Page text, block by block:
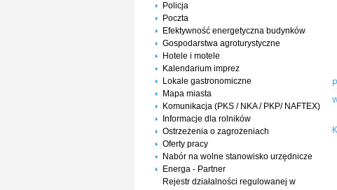
Policja
Poczta
Efektywność energetyczna budynków
Gospodarstwa agroturystyczne
Hotele i motele
Kalendarium imprez
Lokale gastronomiczne
Mapa miasta
Komunikacja (PKS / NKA / PKP/ NAFTEX)
Informacje dla rolników
Ostrzeżenia o zagrożeniach
Oferty pracy
Nabór na wolne stanowisko urzędnicze
Energa - Partner
Rejestr działalności regulowanej w